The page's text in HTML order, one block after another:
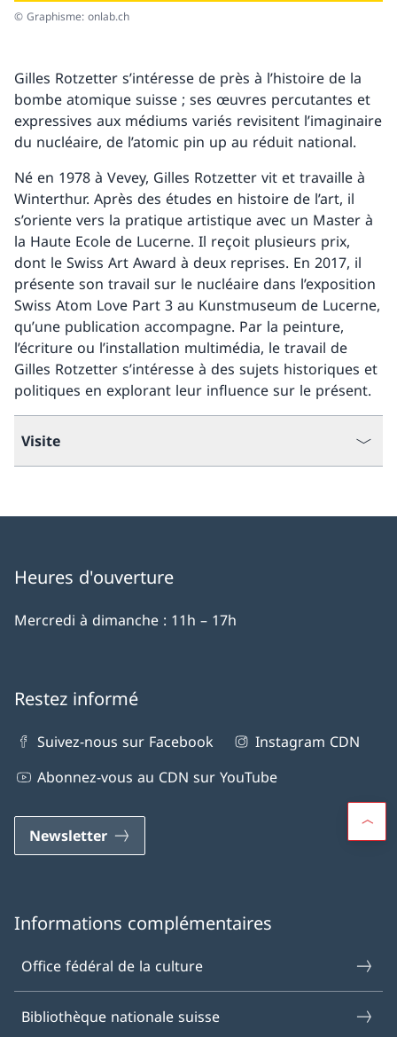
© Graphisme: onlab.ch
Gilles Rotzetter s’intéresse de près à l’histoire de la
bombe atomique suisse ; ses œuvres percutantes et
expressives aux médiums variés revisitent l’imaginaire
du nucléaire, de l’atomic pin up au réduit national.
Né en 1978 à Vevey, Gilles Rotzetter vit et travaille à
Winterthur. Après des études en histoire de l’art, il
s’oriente vers la pratique artistique avec un Master à
la Haute Ecole de Lucerne. Il reçoit plusieurs prix,
dont le Swiss Art Award à deux reprises. En 2017, il
présente son travail sur le nucléaire dans l’exposition
Swiss Atom Love Part 3 au Kunstmuseum de Lucerne,
qu’une publication accompagne. Par la peinture,
l’écriture ou l’installation multimédia, le travail de
Gilles Rotzetter s’intéresse à des sujets historiques et
politiques en explorant leur influence sur le présent.
Visite
Heures d'ouverture
Mercredi à dimanche : 11h – 17h
Restez informé
Suivez-nous sur Facebook
Instagram CDN
Abonnez-vous au CDN sur YouTube
Newsletter
Informations complémentaires
Office fédéral de la culture
Bibliothèque nationale suisse